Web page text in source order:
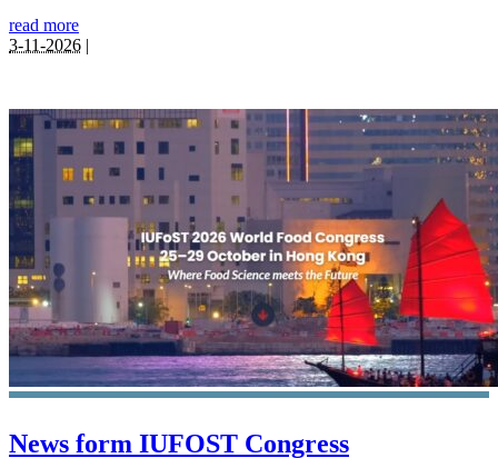
read more
3-11-2026 |
News form IUFOST Congress